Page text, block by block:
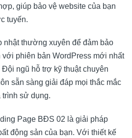
giúp bảo vệ website của bạn
tuyến.
nhật thường xuyên để đảm bảo
phiên bản WordPress mới nhất
ngũ hỗ trợ kỹ thuật chuyên
sẵn sàng giải đáp mọi thắc mắc
trình sử dụng.
Page BĐS 02 là giải pháp
động sản của bạn. Với thiết kế